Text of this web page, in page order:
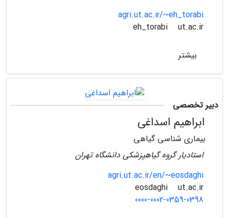
agri.ut.ac.ir/~eh_torabi
ut.ac.ir
بیشتر
دبیر تخصصی
ابراهیم اسداغی
بیماری شناسی گیاهی
استادیار گروه گیاهپزشکی دانشگاه تهران
agri.ut.ac.ir/en/~eosdaghi
ut.ac.ir
0000-0002-0359-0398